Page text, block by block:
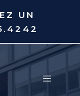
UN
MENU